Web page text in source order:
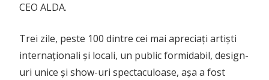
CEO ALDA.
Trei zile, peste 100 dintre cei mai apreciați artiști
internaționali și locali, un public formidabil, design-
uri unice și show-uri spectaculoase, așa a fost